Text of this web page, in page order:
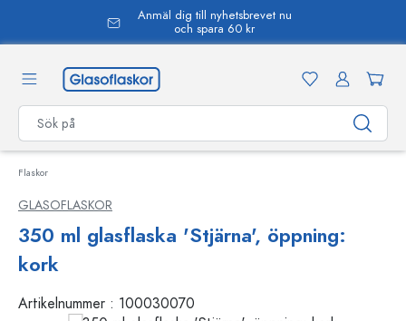
Anmäl dig till nyhetsbrevet nu
och spara 60 kr
Flaskor
GLASOFLASKOR
350 ml glasflaska 'Stjärna', öppning:
kork
Artikelnummer : 100030070